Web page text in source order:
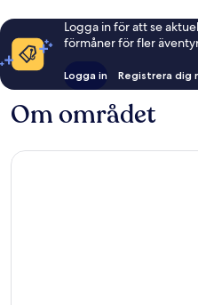
Logga in för att se
förmåner för fler
Logga in Registrera dig
Om området